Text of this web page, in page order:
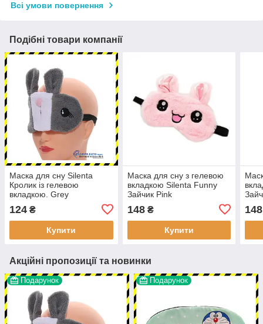
Всі умови повернення
Подібні товари компанії
Маска для сну Silenta
Кролик із гелевою
вкладкою. Grey
124 ₴
Купити
Маска для сну з гелевою
вкладкою Silenta Funny
Зайчик Pink
148₴
Купити
148
Акційні пропозиції та новинки
Подарунок Подарунок